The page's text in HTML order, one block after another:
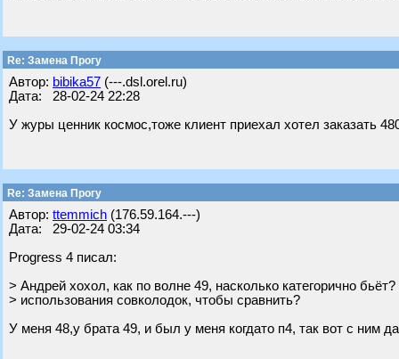
Re: Замена Прогу
Автор: bibika57 (---.dsl.orel.ru)
Дата: 28-02-24 22:28
У журы ценник космос,тоже клиент приехал хотел заказать
Re: Замена Прогу
Автор: ttemmich (176.59.164.---)
Дата: 29-02-24 03:34
Progress 4 писал:
> Андрей хохол, как по волне 49, насколько категорично
> использования совколодок, чтобы сравнить?
У меня 48,у брата 49, и был у меня когдато п4, так вот с ним